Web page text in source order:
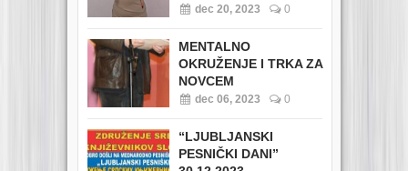
dec 20, 2023 0
MENTALNO
OKRUŽENJE I TRKA ZA
NOVCEM
dec 06, 2023 0
“LJUBLJANSKI
PESNIČKI DANI”